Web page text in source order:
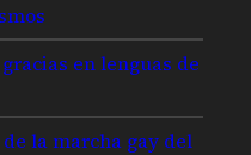
en lenguas de
la marcha gay del